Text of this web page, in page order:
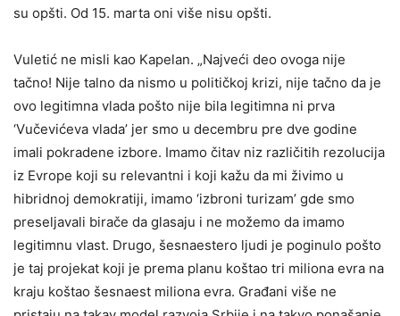
su opšti. Od 15. marta oni više nisu opšti.
Vuletić ne misli kao Kapelan. „Najveći deo ovoga nije
tačno! Nije talno da nismo u političkoj krizi, nije tačno da je
ovo legitimna vlada pošto nije bila legitimna ni prva
‘Vučevićeva vlada’ jer smo u decembru pre dve godine
imali pokradene izbore. Imamo čitav niz različitih rezolucija
iz Evrope koji su relevantni i koji kažu da mi živimo u
hibridnoj demokratiji, imamo ‘izbroni turizam’ gde smo
preseljavali birače da glasaju i ne možemo da imamo
legitimnu vlast. Drugo, šesnaestero ljudi je poginulo pošto
je taj projekat koji je prema planu koštao tri miliona evra na
kraju koštao šesnaest miliona evra. Građani više ne